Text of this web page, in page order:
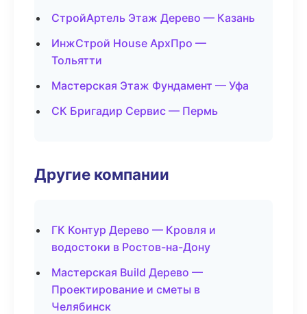
СтройАртель Этаж Дерево — Казань
ИнжСтрой House АрхПро —
Тольятти
Мастерская Этаж Фундамент — Уфа
СК Бригадир Сервис — Пермь
Другие компании
ГК Контур Дерево — Кровля и
водостоки в Ростов-на-Дону
Мастерская Build Дерево —
Проектирование и сметы в
Челябинск